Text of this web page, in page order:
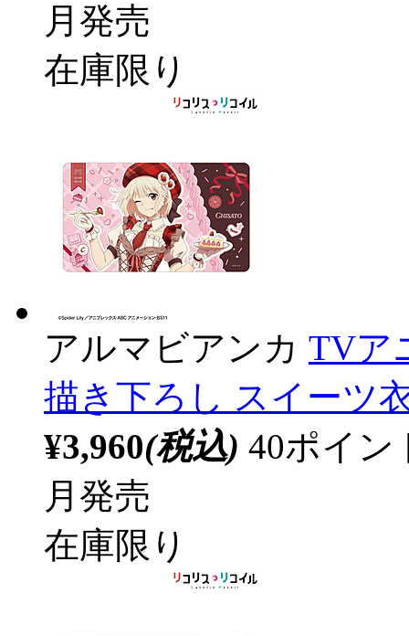
月発売
在庫限り
アルマビアンカ TVア
描き下ろし スイーツ
¥3,960(税込) 40ポイ
月発売
在庫限り